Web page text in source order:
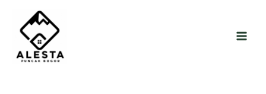
content